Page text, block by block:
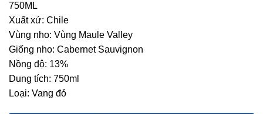
750ML
Xuất xứ: Chile
Vùng nho: Vùng Maule Valley
Giống nho: Cabernet Sauvignon
Nồng độ: 13%
Dung tích: 750ml
Loại: Vang đỏ